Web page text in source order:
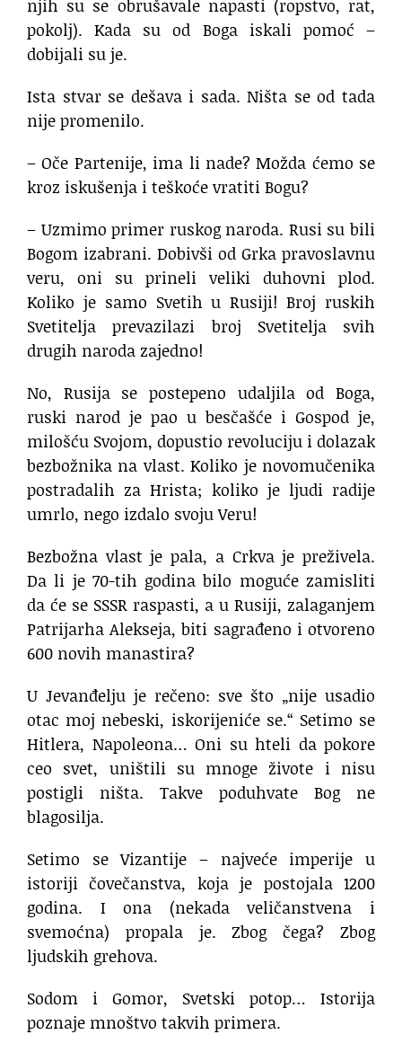
njih su se obrušavale napasti (ropstvo, rat,
pokolj). Kada su od Boga iskali pomoć –
dobijali su je.
Ista stvar se dešava i sada. Ništa se od tada
nije promenilo.
– Oče Partenije, ima li nade? Možda ćemo se
kroz iskušenja i teškoće vratiti Bogu?
– Uzmimo primer ruskog naroda. Rusi su bili
Bogom izabrani. Dobivši od Grka pravoslavnu
veru, oni su prineli veliki duhovni plod.
Koliko je samo Svetih u Rusiji! Broj ruskih
Svetitelja prevazilazi broj Svetitelja svih
drugih naroda zajedno!
No, Rusija se postepeno udaljila od Boga,
ruski narod je pao u besčašće i Gospod je,
milošću Svojom, dopustio revoluciju i dolazak
bezbožnika na vlast. Koliko je novomučenika
postradalih za Hrista; koliko je ljudi radije
umrlo, nego izdalo svoju Veru!
Bezbožna vlast je pala, a Crkva je preživela.
Da li je 70-tih godina bilo moguće zamisliti
da će se SSSR raspasti, a u Rusiji, zalaganjem
Patrijarha Alekseja, biti sagrađeno i otvoreno
600 novih manastira?
U Jevanđelju je rečeno: sve što „nije usadio
otac moj nebeski, iskorijeniće se.“ Setimo se
Hitlera, Napoleona… Oni su hteli da pokore
ceo svet, uništili su mnoge živote i nisu
postigli ništa. Takve poduhvate Bog ne
blagosilja.
Setimo se Vizantije – najveće imperije u
istoriji čovečanstva, koja je postojala 1200
godina. I ona (nekada veličanstvena i
svemoćna) propala je. Zbog čega? Zbog
ljudskih grehova.
Sodom i Gomor, Svetski potop… Istorija
poznaje mnoštvo takvih primera.